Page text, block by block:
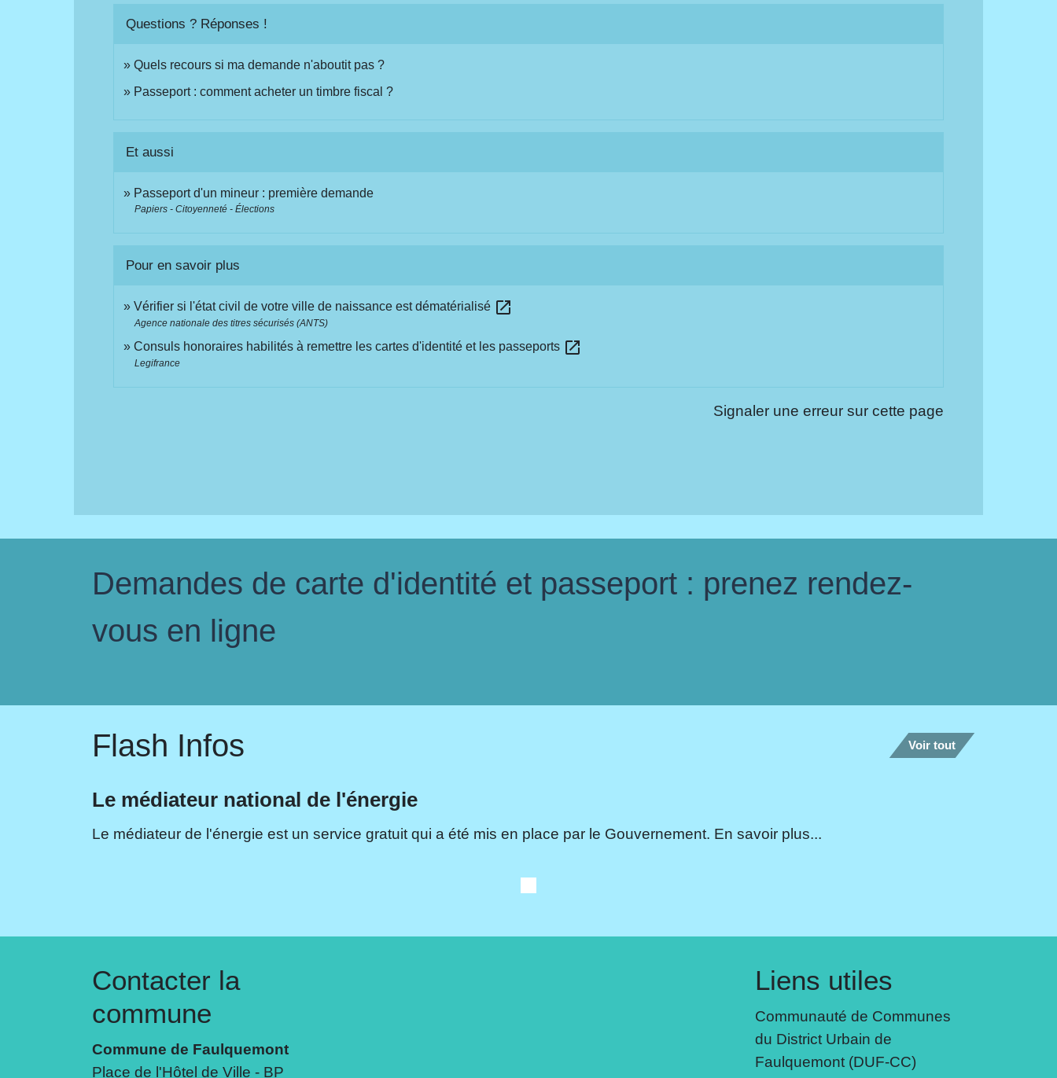
Questions ? Réponses !
Quels recours si ma demande n'aboutit pas ?
Passeport : comment acheter un timbre fiscal ?
Et aussi
Passeport d'un mineur : première demande
Papiers - Citoyenneté - Élections
Pour en savoir plus
Vérifier si l'état civil de votre ville de naissance est dématérialisé open_in_new
Agence nationale des titres sécurisés (ANTS)
Consuls honoraires habilités à remettre les cartes d'identité et les passeports open_in_new
Legifrance
Signaler une erreur sur cette page
Demandes de carte d'identité et passeport : prenez rendez-
vous en ligne
Flash Infos Voir tout
Le médiateur national de l'énergie
Le médiateur de l'énergie est un service gratuit qui a été mis en place par le Gouvernement. En savoir plus...
Contacter la
commune
Commune de Faulquemont
Place de l'Hôtel de Ville - BP
Liens utiles
Communauté de Communes
du District Urbain de
Faulquemont (DUF-CC)